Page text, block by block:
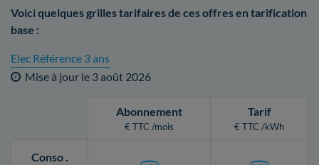
Voici quelques grilles tarifaires de ces offres en tarification
base :
Elec Référence 3 ans
Mise à jour le 3 août 2026
Abonnement
€ TTC /mois
Tarif
€ TTC /kWh
Conso.